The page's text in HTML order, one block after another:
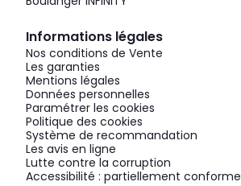
Informations légales
Nos conditions de Vente
Les garanties
Mentions légales
Données personnelles
Paramétrer les cookies
Politique des cookies
Système de recommandation
Les avis en ligne
Lutte contre la corruption
Accessibilité : partiellement conforme